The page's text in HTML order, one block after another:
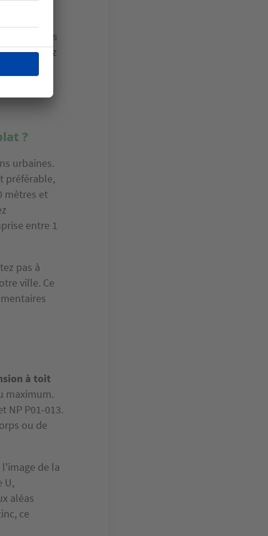
il faut
choisis
sachez
?
urbaines.
préférable,
mètres et
entre 1
pas à
ville. Ce
à toit
maximum.
NP P01-013.
ou de
de la
U,
aléas
ce